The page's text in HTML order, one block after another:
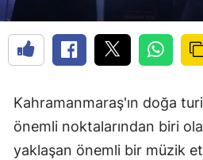
Kahramanmaraş'ın doğa
önemli noktalarından biri
yaklaşan önemli bir müzik